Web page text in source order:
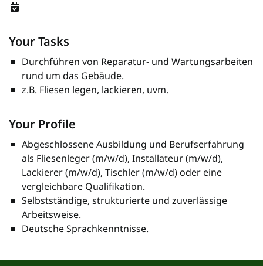
Your Tasks
Durchführen von Reparatur- und Wartungsarbeiten
rund um das Gebäude.
z.B. Fliesen legen, lackieren, uvm.
Your Profile
Abgeschlossene Ausbildung und Berufserfahrung
als Fliesenleger (m/w/d), Installateur (m/w/d),
Lackierer (m/w/d), Tischler (m/w/d) oder eine
vergleichbare Qualifikation.
Selbstständige, strukturierte und zuverlässige
Arbeitsweise.
Deutsche Sprachkenntnisse.